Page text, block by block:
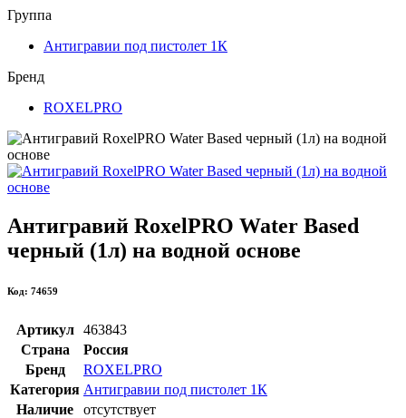
Группа
Антигравии под пистолет 1К
Бренд
ROXELPRO
Антигравий RoxelPRO Water Based
черный (1л) на водной основе
Код: 74659
Артикул
463843
Страна
Россия
Бренд
ROXELPRO
Категория Антигравии под пистолет 1К
Наличие
отсутствует